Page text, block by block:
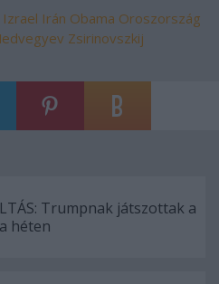
Izrael Irán Obama Oroszország
Zsirinovszkij
Trumpnak játszottak a
héten